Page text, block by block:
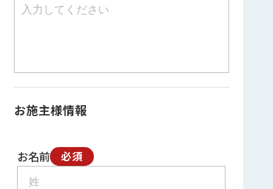
お施主様情報
お名前 必須